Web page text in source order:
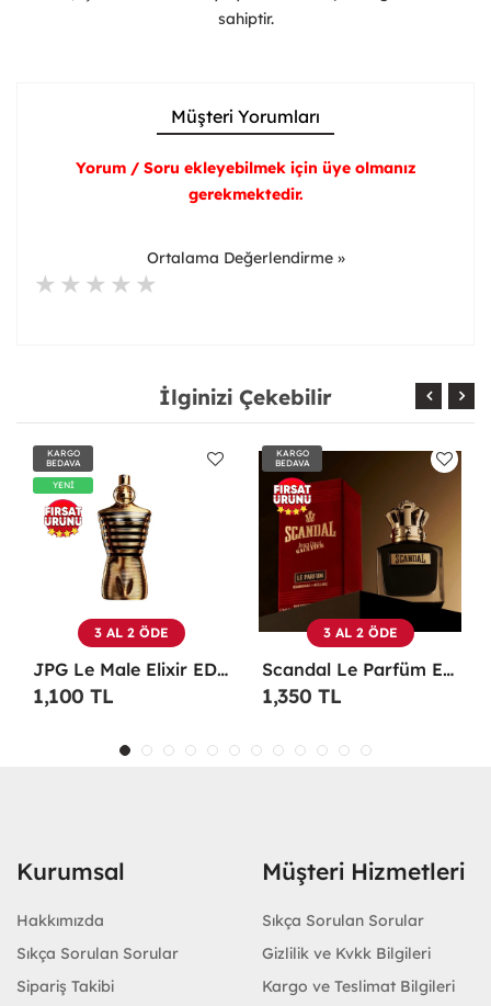
sahiptir.
Müşteri Yorumları
Yorum / Soru ekleyebilmek için üye olmanız
gerekmektedir.
Ortalama Değerlendirme »
İlginizi Çekebilir
KARGO
BEDAVA
3 AL 2 ÖDE
Scandal Le Parfüm EDP 100 ML Erkek Parfüm -
1,350 TL
KARGO
BEDAVA
3 AL 2 ÖDE
Christian Dior Sauvage EDP 100 ML Erkek Parfüm - CDDS
1,100 TL
Kurumsal
Hakkımızda
Sıkça Sorulan Sorular
Sipariş Takibi
Müşteri Hizmetleri
Sıkça Sorulan Sorular
Gizlilik ve Kvkk Bilgileri
Kargo ve Teslimat Bilgileri